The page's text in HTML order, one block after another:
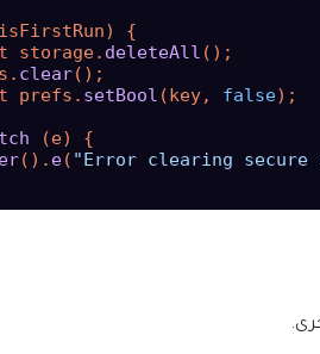
storage. deleteAll ();
clear
prefs. setBool (key, false);
(). e( "Error clearing secure